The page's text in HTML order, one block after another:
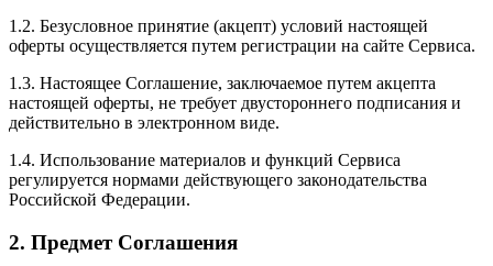
1.2. Безусловное принятие (акцепт) условий настоящей
оферты осуществляется путем регистрации на сайте Сервиса.
1.3. Настоящее Соглашение, заключаемое путем акцепта
настоящей оферты, не требует двустороннего подписания и
действительно в электронном виде.
1.4. Использование материалов и функций Сервиса
регулируется нормами действующего законодательства
Российской Федерации.
2. Предмет Соглашения